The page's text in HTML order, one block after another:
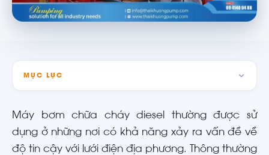
MỤC LỤC
Máy bơm chữa cháy diesel thường được sử
dụng ở những nơi có khả năng xảy ra vấn đề về
độ tin cậy với lưới điện địa phương. Thông thường